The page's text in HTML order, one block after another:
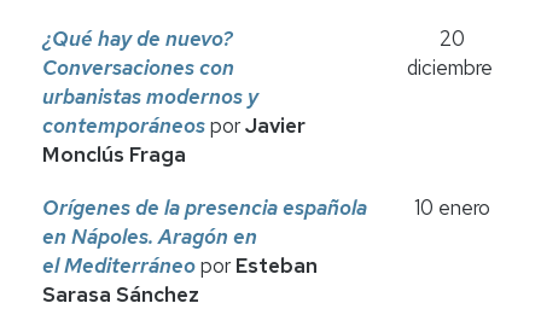
¿Qué hay de nuevo?
Conversaciones con
urbanistasmodernos y
contemporáneosporJavier
Monclús Fraga
20
diciembre
Orígenes de la presencia española
en Nápoles. Aragón en
elMediterráneopor Esteban
Sarasa Sánchez
10 enero